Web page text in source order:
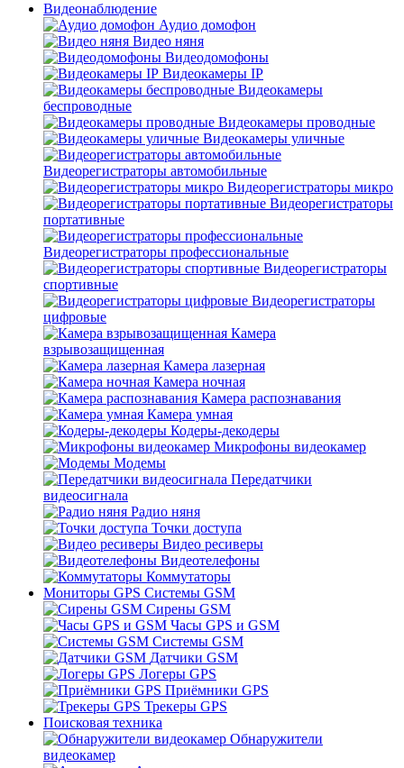
Видеонаблюдение
Аудио домофон
Видео няня
Видеодомофоны
Видеокамеры IP
Видеокамеры
беспроводные
Видеокамеры проводные
Видеокамеры уличные
Видеорегистраторы автомобильные
Видеорегистраторы микро
Видеорегистраторы
портативные
Видеорегистраторы профессиональные
Видеорегистраторы
спортивные
Видеорегистраторы
цифровые
Камера
взрывозащищенная
Камера лазерная
Камера ночная
Камера распознавания
Камера умная
Кодеры-декодеры
Микрофоны видеокамер
Модемы
Передатчики
видеосигнала
Радио няня
Точки доступа
Видео ресиверы
Видеотелефоны
Коммутаторы
Мониторы GPS Системы GSM
Сирены GSM
Часы GPS и GSM
Системы GSM
Датчики GSM
Логеры GPS
Приёмники GPS
Трекеры GPS
Поисковая техника
Обнаружители
видеокамер